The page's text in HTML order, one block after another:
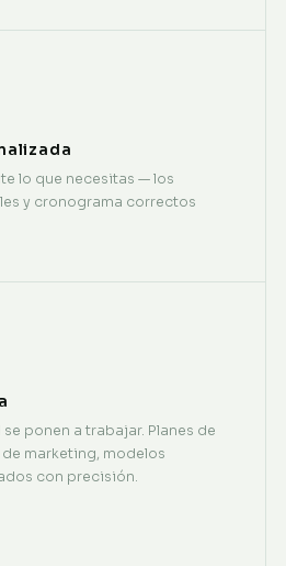
lo que necesitas — los
y cronograma correctos
ponen a trabajar. Planes de
marketing, modelos
con precisión.